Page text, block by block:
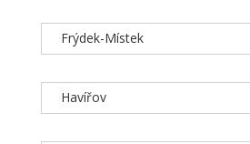
Frýdek-Místek
Havířov